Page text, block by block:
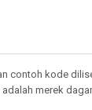
contoh kode
adalah merek